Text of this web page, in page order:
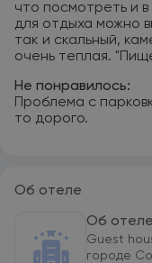
что посмотреть и
для отдыха можно
так и скальный,
очень теплая.
Не понравилось:
Проблема с
то дорого.
Об отеле
Об отеле
Guest
городе